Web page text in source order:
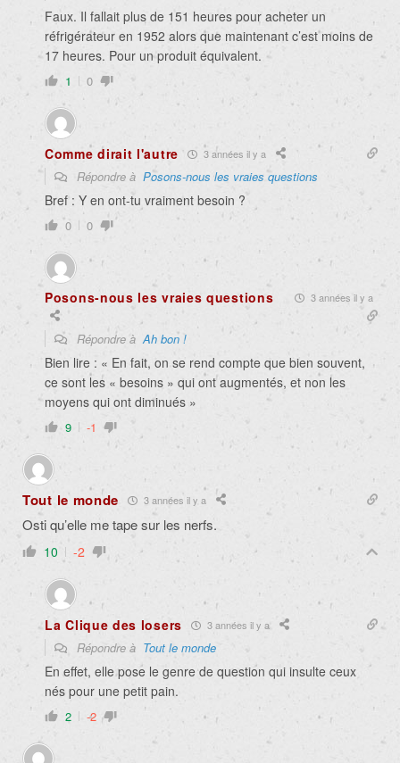
Faux. Il fallait plus de 151 heures pour acheter un
réfrigérateur en 1952 alors que maintenant c’est moins de
17 heures. Pour un produit équivalent.
1 0
Comme dirait l'autre 3 années il y a
Répondre à Posons-nous les vraies questions
Bref : Y en ont-tu vraiment besoin ?
0 0
Posons-nous les vraies questions 3 années il y a
Répondre àAh bon !
Bien lire : « En fait, on se rend compte que bien souvent,
ce sont les « besoins » qui ont augmentés, et non les
moyens qui ont diminués »
9 -1
Tout le monde 3 années il y a
Osti qu’elle me tape sur les nerfs.
10 -2
La Clique des losers 3 années il y a
Répondre à Tout le monde
En effet, elle pose le genre de question qui insulte ceux
nés pour une petit pain.
2 -2